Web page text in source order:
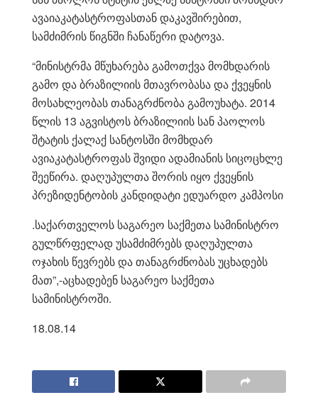
ავაიაკატასტროფასთან დაკავშირებით,
სამძიმრის წიგნში ჩანაწერი დატოვა.
“მინისტრმა მწუხარება გამოთქვა მომხდარის
გამო და ბრაზილიის მთავრობასა და ქვეყნის
მოსახლეობას თანაგრძნობა გამოუხატა. 2014
წლის 13 აგვისტოს ბრაზილიის სან პაოლოს
შტატის ქალაქ სანტოსში მომხდარ
ავიაკატასტროფას შვიდი ადამიანის სიცოცხლე
შეეწირა. დაღუპულთა შორის იყო ქვეყნის
პრეზიდენტობის კანდიდატი ედუარდო კამპოსი
.საქართველოს საგარეო საქმეთა სამინისტრო
გულწრფელად უსამძიმრებს დაღუპულთა
ოჯახის წევრებს და თანაგრძნობას უცხადებს
მათ”,-აცხადებენ საგარეო საქმეთა
სამინისტროში.
18.08.14